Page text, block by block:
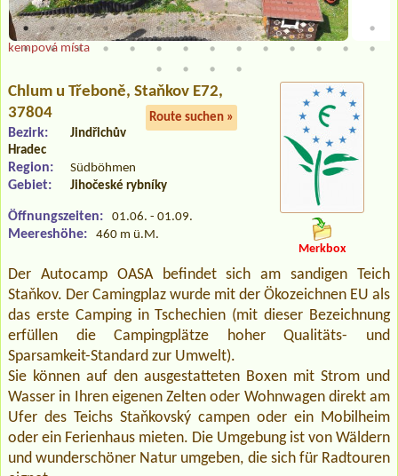
kempová místa
Chlum u Třeboně, Staňkov E72,
37804
Route suchen »
Bezirk:
Jindřichův
Hradec
Region: Südböhmen
Gebiet: Jihočeské rybníky
Öffnungszeiten: 01.06. - 01.09.
Meereshöhe:
460 m ü.M.
Merkbox
Der Autocamp OASA befindet sich am sandigen Teich
Staňkov. Der Camingplaz wurde mit der Ökozeichnen EU als
das erste Camping in Tschechien (mit dieser Bezeichnung
erfüllen die Campingplätze hoher Qualitäts- und
Sparsamkeit-Standard zur Umwelt).
Sie können auf den ausgestatteten Boxen mit Strom und
Wasser in Ihren eigenen Zelten oder Wohnwagen direkt am
Ufer des Teichs Staňkovský campen oder ein Mobilheim
oder ein Ferienhaus mieten. Die Umgebung ist von Wäldern
und wunderschöner Natur umgeben, die sich für Radtouren